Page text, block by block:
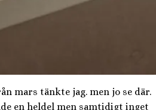
mars tänkte jag. men jo se där.
en heldel men samtidigt inget